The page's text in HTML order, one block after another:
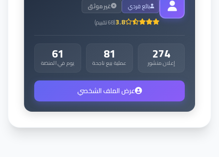
بائع فردي غير موثق
3.8
(
68تقييم)
274
إعلان منشور 81
عملية بيع ناجحة 61
يوم في المنصة
عرض الملف الشخصي